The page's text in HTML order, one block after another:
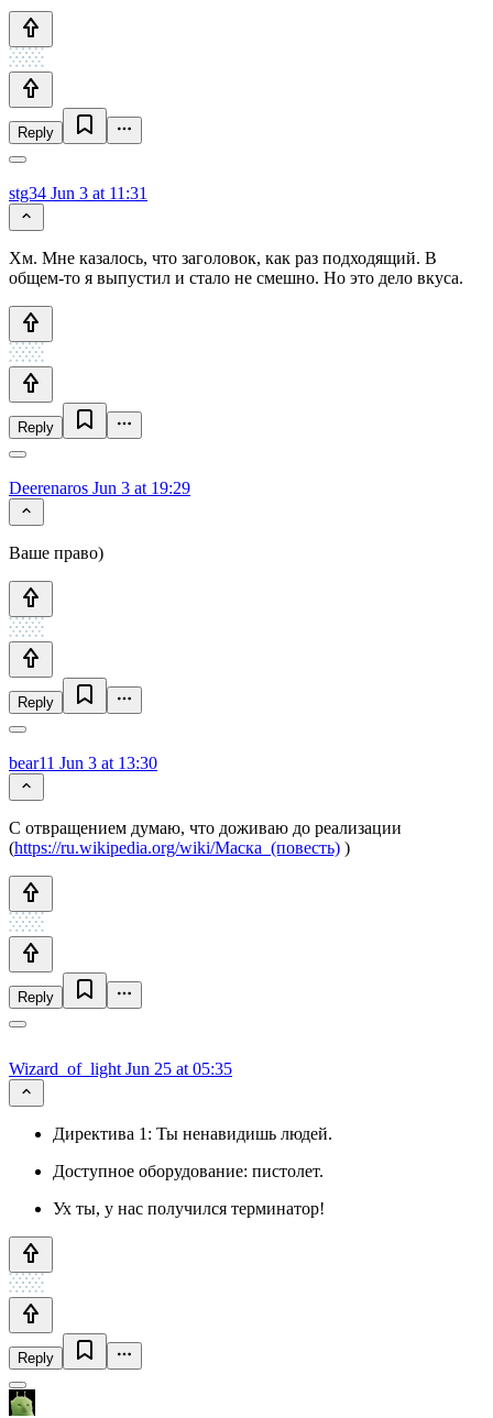
Reply
stg34 Jun 3 at 11:31
Хм. Мне казалось, что заголовок, как раз подходящий. В
общем-то я выпустил и стало не смешно. Но это дело вкуса.
Reply
Deerenaros Jun 3 at 19:29
Ваше право)
Reply
bear11 Jun 3 at 13:30
C отвращением думаю, что доживаю до реализации
(https://ru.wikipedia.org/wiki/Маска_(повесть) )
Reply
Wizard_of_light Jun 25 at 05:35
Директива 1: Ты ненавидишь людей.
Доступное оборудование: пистолет.
Ух ты, у нас получился терминатор!
Reply